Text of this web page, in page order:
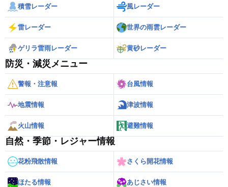
積雪レーダー 風レーダー
雷レーダー 世界の雨雲レーダー
ゲリラ雷雨レーダー 黄砂レーダー
防災・減災メニュー
警報・注意報 台風情報
地震情報 津波情報
火山情報 避難情報
自然・季節・レジャー情報
花粉飛散情報 さくら開花情報
ほたる情報 あじさい情報